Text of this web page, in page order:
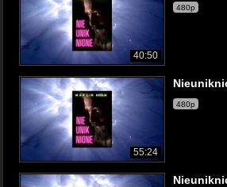
40:50
480p
55:24
480p